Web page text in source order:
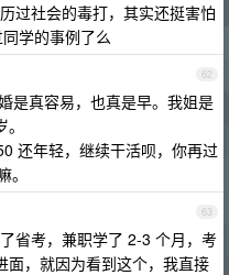
过社会的毒打，其实还挺害怕
学的事例了么
62
是真容易，也真是早。我姐是
还年轻，继续干活呗，你再过
63
省考，兼职学了 2-3 个月，考
面，就因为看到这个，我直接